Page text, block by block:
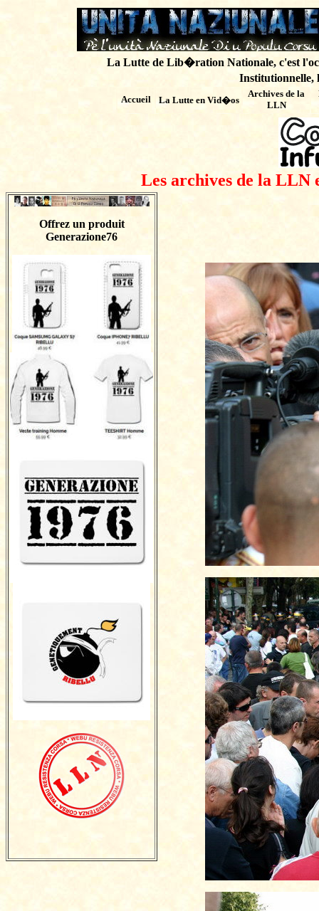
La Lutte de Lib�ration Nationale, c'est
Institutionnelle,
Accueil La Lutte en Vid�os
Archives de la
LLN
Les archives de la LLN
Offrez un produit
Generazione76